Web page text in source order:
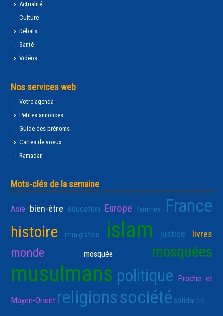
Actualité
Culture
Débats
Santé
Vidéos
Nos services web
Votre agenda
Petites annonces
Guide des prénoms
Cartes de voeux
Ramadan
Mots-clés de la semaine
Asie bien-être éducation Europe femmes France
histoire immigration islam justice livres
monde mosquée mosquées
musulmans politique Proche et
Moyen-Orient religionssociété solidarité